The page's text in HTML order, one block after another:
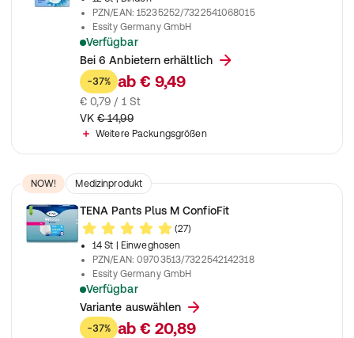
PZN/EAN:15235252/7322541068015
Essity Germany GmbH
Verfügbar
Einlagen für maximalen Schutz bei mittelstarker Inkontinenz
Bei 6 Anbietern erhältlich
-37% ab € 9,49
€ 0,79 / 1 St
VK € 14,99
Weitere Packungsgrößen
NOW! Medizinprodukt
TENA Pants Plus M ConfioFit
(27)
14 St
| Einweghosen
PZN/EAN:09703513/7322542142318
Essity Germany GmbH
Verfügbar
Unisex Einweghosen zur Anwendung bei mittlere bis
Variante auswählen
-37% ab € 20,89